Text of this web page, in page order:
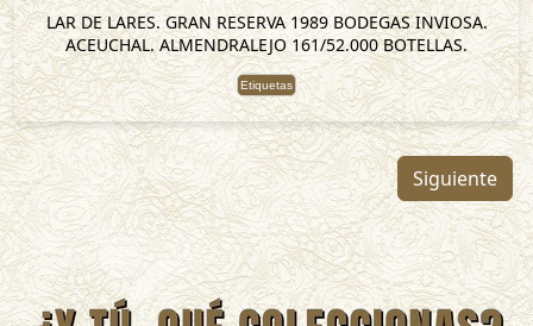
LAR DE LARES. GRAN RESERVA 1989 BODEGAS INVIOSA.
ACEUCHAL. ALMENDRALEJO 161/52.000 BOTELLAS.
Etiquetas
Siguiente